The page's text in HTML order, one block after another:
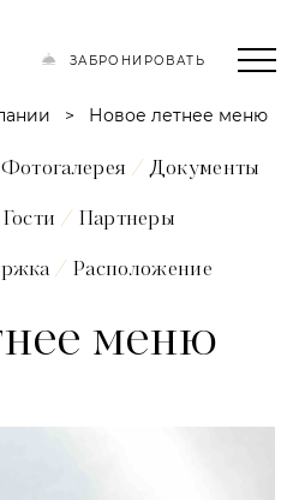
ЗАБРОНИРОВАТЬ
Новое летнее меню
Фотогалерея Документы
Гости Партнеры
Расположение
меню